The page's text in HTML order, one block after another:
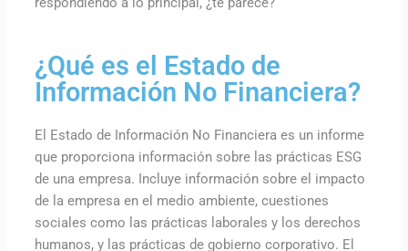
¿Qué es el Estado de
Información No Financiera?
El Estado de Información No Financiera es un informe
que proporciona información sobre las prácticas ESG
de una empresa. Incluye información sobre el impacto
de la empresa en el medio ambiente, cuestiones
sociales como las prácticas laborales y los derechos
humanos, y las prácticas de gobierno corporativo. El